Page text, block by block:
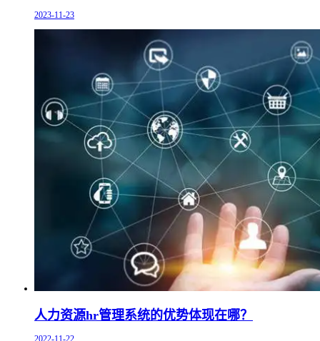
2023-11-23
人力资源hr管理系统的优势体现在哪？
2022-11-22